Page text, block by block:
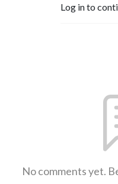
Log in to
No comments yet.